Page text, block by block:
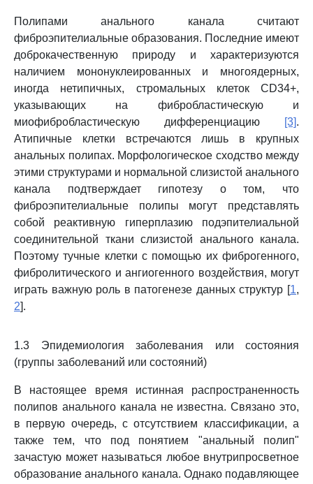
Полипами анального канала считают
фиброэпителиальные образования. Последние имеют
доброкачественную природу и характеризуются
наличием мононуклеированных и многоядерных,
иногда нетипичных, стромальных клеток CD34+,
указывающих на фибробластическую и
миофибробластическую дифференциацию
[3].
Атипичные клетки встречаются лишь в крупных
анальных полипах. Морфологическое сходство между
этими структурами и нормальной слизистой анального
канала подтверждает гипотезу о том, что
фиброэпителиальные полипы могут представлять
собой реактивную гиперплазию подэпителиальной
соединительной ткани слизистой анального канала.
Поэтому тучные клетки с помощью их фиброгенного,
фибролитического и ангиогенного воздействия, могут
играть важную роль в патогенезе данных структур [1,
2].
1.3 Эпидемиология заболевания или состояния
(группы заболеваний или состояний)
В настоящее время истинная распространенность
полипов анального канала не известна. Связано это,
в первую очередь, с отсутствием классификации, а
также тем, что под понятием "анальный полип"
зачастую может называться любое внутрипросветное
образование анального канала. Однако подавляющее